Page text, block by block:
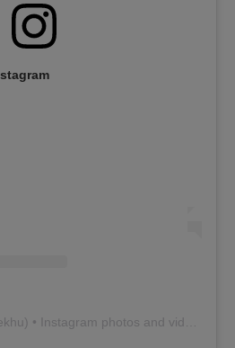
) • Instagram photos and videos